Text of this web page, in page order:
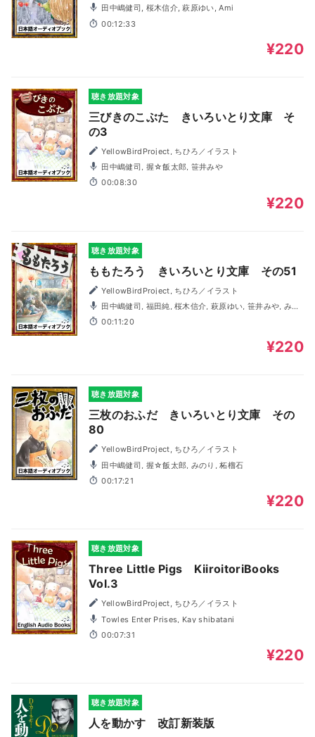
田中嶋健司, 桜木信介, 萩原ゆい, Ami
00:12:33
¥220
聴き放題対象
三びきのこぶた きいろいとり文庫 そ
の3
YellowBirdProject, ちひろ／イラスト
田中嶋健司, 握☆飯太郎, 笹井みや
00:08:30
¥220
聴き放題対象
ももたろう きいろいとり文庫 その51
YellowBirdProject, ちひろ／イラスト
り, 石田絵梨
00:11:20
¥220
聴き放題対象
三枚のおふだ きいろいとり文庫 その
80
YellowBirdProject, ちひろ／イラスト
田中嶋健司, 握☆飯太郎, みのり, 柘榴石
00:17:21
¥220
聴き放題対象
Three Little Pigs KiiroitoriBooks
Vol.3
YellowBirdProject, ちひろ／イラスト
Towles Enter Prises, Kay shibatani
00:07:31
¥220
聴き放題対象
人を動かす 改訂新装版